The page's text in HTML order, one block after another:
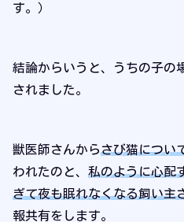
す。）
結論からいうと、うちの子の
されました。
獣医師さんからさび猫につい
われたのと、 私のように心配
ぎて夜も眠れなくなる飼い主
報共有をします。